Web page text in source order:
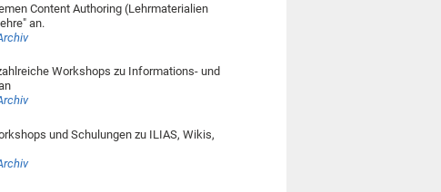
Content Authoring (Lehrmaterialien
an.
Workshops zu Informations- und
und Schulungen zu ILIAS, Wikis,